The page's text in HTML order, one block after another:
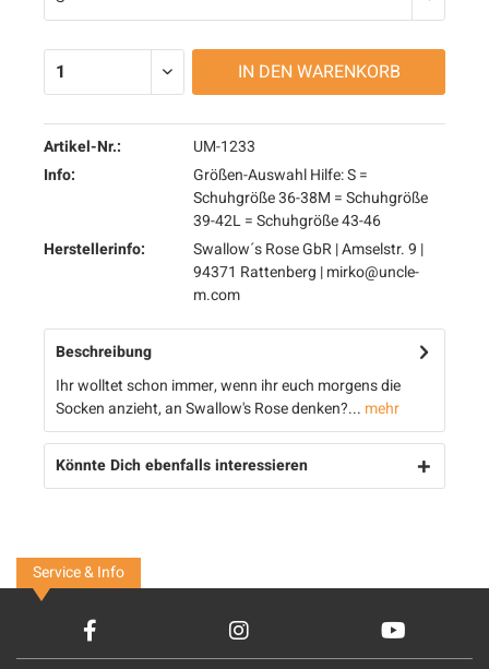
IN DEN WARENKORB
Artikel-Nr.:
UM-1233
Info:
Größen-Auswahl Hilfe: S =
Schuhgröße 36-38M = Schuhgröße
39-42L = Schuhgröße 43-46
Herstellerinfo:
Swallow´s Rose GbR | Amselstr. 9 |
94371 Rattenberg | mirko@uncle-
m.com
Beschreibung
Ihr wolltet schon immer, wenn ihr euch morgens die
Socken anzieht, an Swallow's Rose denken?... mehr
Könnte Dich ebenfalls interessieren
Service & Info